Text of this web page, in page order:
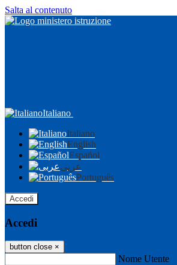
Salta al contenuto
Italiano
Italiano
English
Español
عربى
Português
Accedi
Accedi
button close ×
Nome Utente